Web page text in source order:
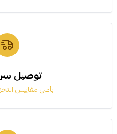
توصيل
بأعلى مقاييس